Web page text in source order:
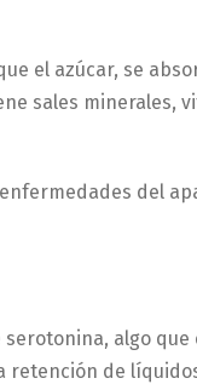
el azúcar, se
sales minerales,
del
algo
retención de